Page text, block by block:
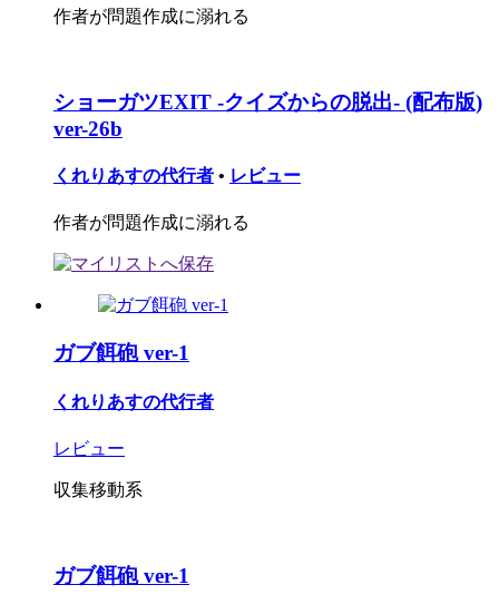
作者が問題作成に溺れる
ショーガツEXIT -クイズからの脱出- (配布版)
ver-26b
くれりあすの代行者 • レビュー
作者が問題作成に溺れる
ガブ餌砲 ver-1
くれりあすの代行者
レビュー
収集移動系
ガブ餌砲 ver-1